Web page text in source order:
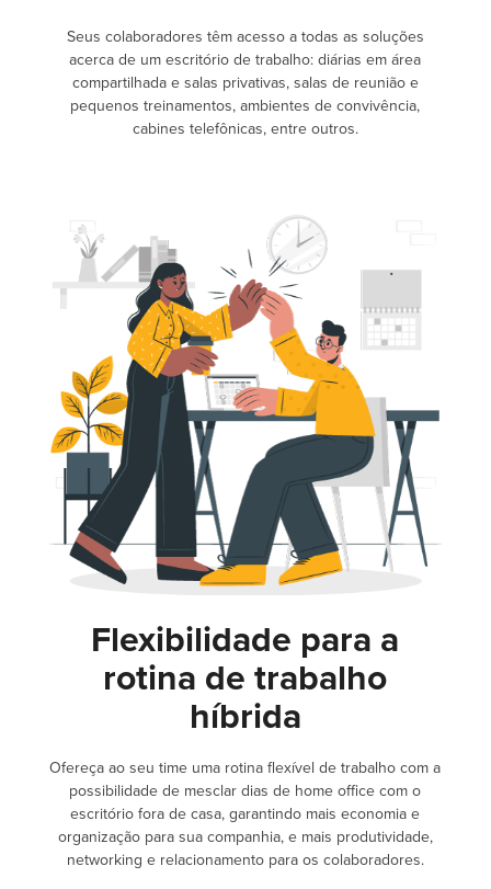
Seus colaboradores têm acesso a todas as soluções
acerca de um escritório de trabalho: diárias em área
compartilhada e salas privativas, salas de reunião e
pequenos treinamentos, ambientes de convivência,
cabines telefônicas, entre outros.
Flexibilidade para a
rotina de trabalho
híbrida
Ofereça ao seu time uma rotina flexível de trabalho com a
possibilidade de mesclar dias de home office com o
escritório fora de casa, garantindo mais economia e
organização para sua companhia, e mais produtividade,
networking e relacionamento para os colaboradores.